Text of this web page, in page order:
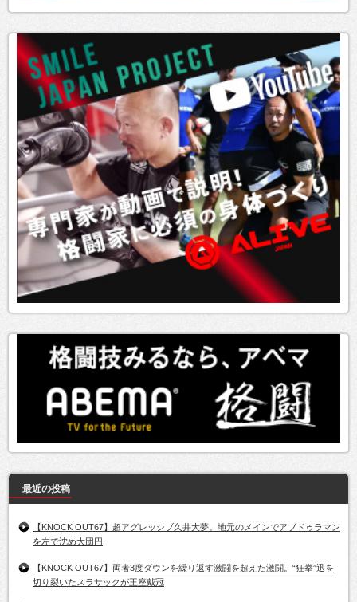
最近の投稿
【KNOCK OUT67】超アグレッシブ久井大夢。地元のメインでアブドゥラマン
を左で沈め大団円
【KNOCK OUT67】両者3度ダウンを繰り返す激闘を超えた激闘。“狂拳”迅を
切り裂いたスラサックが王座戴冠